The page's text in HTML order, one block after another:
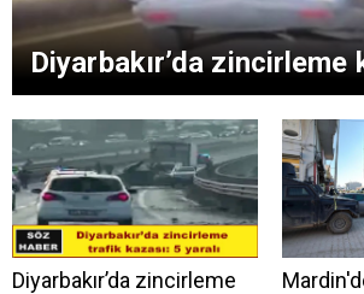
Diyarbakır’da zincirleme
Diyarbakır’da zincirleme